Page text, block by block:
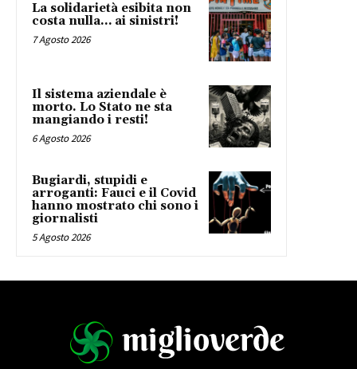
La solidarietà esibita non
costa nulla… ai sinistri!
7 Agosto 2026
Il sistema aziendale è
morto. Lo Stato ne sta
mangiando i resti!
6 Agosto 2026
Bugiardi, stupidi e
arroganti: Fauci e il Covid
hanno mostrato chi sono i
giornalisti
5 Agosto 2026